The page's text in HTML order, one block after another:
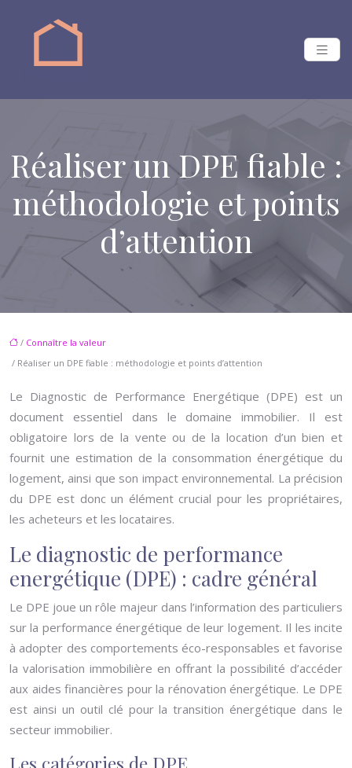
Réaliser un DPE fiable :
méthodologie et points
d’attention
/ Connaître la valeur
/ Réaliser un DPE fiable : méthodologie et points d’attention
Le Diagnostic de Performance Energétique (DPE) est un
document essentiel dans le domaine immobilier. Il est
obligatoire lors de la vente ou de la location d’un bien et
fournit une estimation de la consommation énergétique du
logement, ainsi que son impact environnemental. La précision
du DPE est donc un élément crucial pour les propriétaires,
les acheteurs et les locataires.
Le diagnostic de performance
energétique (DPE) : cadre général
Le DPE joue un rôle majeur dans l’information des particuliers
sur la performance énergétique de leur logement. Il les incite
à adopter des comportements éco-responsables et favorise
la valorisation immobilière en offrant la possibilité d’accéder
aux aides financières pour la rénovation énergétique. Le DPE
est ainsi un outil clé pour la transition énergétique dans le
secteur immobilier.
Les catégories de DPE